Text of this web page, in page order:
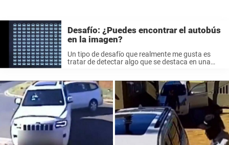
Desafío: ¿Puedes encontrar el autobús
en la imagen?
Un tipo de desafío que realmente me gusta es
tratar de detectar algo que se destaca en una
falta. Esta mañana, me ...